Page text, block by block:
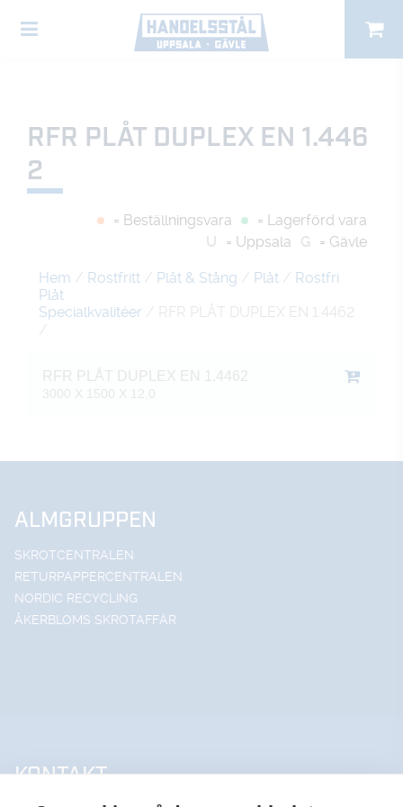
RFR PLÅT DUPLEX EN 1.446
2
= Beställningsvara
= Lagerförd vara
U
= Uppsala G = Gävle
Hem / Rostfritt / Plåt & Stång / Plåt / Rostfri
Plåt
Specialkvalitéer / RFR PLÅT DUPLEX EN 1.4462
/
RFR PLÅT DUPLEX EN 1.4462
3000 X 1500 X 12,0
ALMGRUPPEN
SKROTCENTRALEN
RETURPAPPERCENTRALEN
NORDIC RECYCLING
ÅKERBLOMS SKROTAFFÄR
KONTAKT